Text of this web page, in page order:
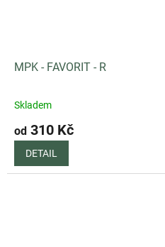
MPK - FAVORIT - R
Skladem
od 310 Kč
DETAIL